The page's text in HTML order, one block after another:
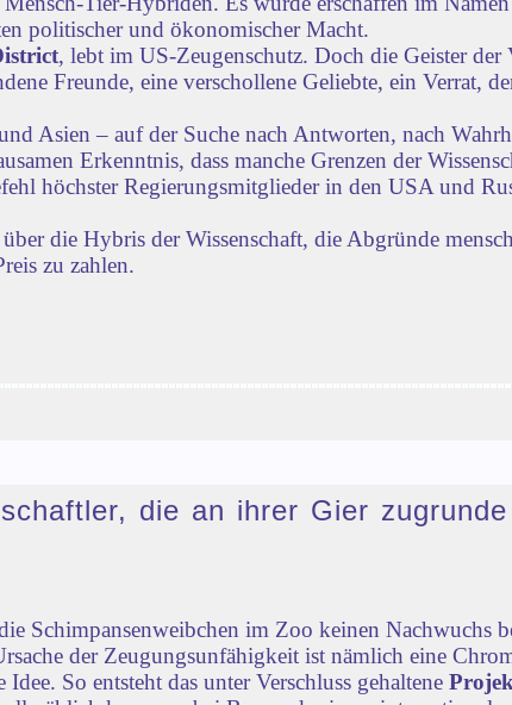
politischer und ökonomischer Macht.
, lebt im US-Zeugenschutz. Doch die Geister der
Freunde, eine verschollene Geliebte, ein Verrat,
Asien – auf der Suche nach Antworten, nach
Erkenntnis, dass manche Grenzen der
höchster Regierungsmitglieder in den USA und
die Hybris der Wissenschaft, die Abgründe
zu zahlen.
die an ihrer Gier
Schimpansenweibchen im Zoo keinen Nachwuchs
der Zeugungsunfähigkeit ist nämlich eine
So entsteht das unter Verschluss gehaltene